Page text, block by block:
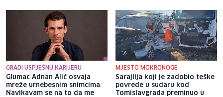
GRADI USPJEŠNU KARIJERU
Glumac Adnan Alić osvaja
mreže urnebesnim snimcima:
Navikavam se na to da me
MJESTO MOKRONOGE
Sarajlija koji je zadobio teške
povrede u sudaru kod
Tomislavgrada preminuo u